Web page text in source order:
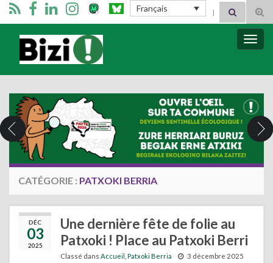
Français Search for:
Bizimugi
CATÉGORIE : PATXOKI BERRIA
DÉC
03
2025
Une dernière fête de folie au
Patxoki ! Place au Patxoki Berri
Classé dans Accueil Patxoki Berria
3 décembre 2025